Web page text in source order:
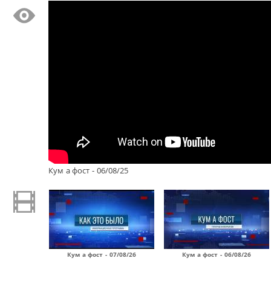
Кум а фост - 06/08/25
Кум а фост - 07/08/26 Кум а фост - 06/08/26